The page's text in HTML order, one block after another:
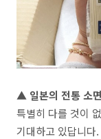
▲ 일본의 전통 소
특별히 다를 것이
기대하고 있답니다